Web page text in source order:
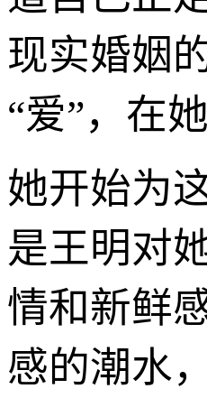
现实婚姻
“爱”，在
她开始为
是王明对
情和新鲜
感的潮水